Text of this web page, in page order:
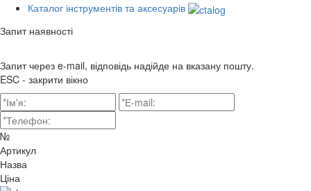
Каталог інструментів та аксесуарів
Запит наявності
Запит через e-mail, відповідь надійде на вказану пошту.
ESC - закрити вікно
№
Артикул
Назва
Ціна